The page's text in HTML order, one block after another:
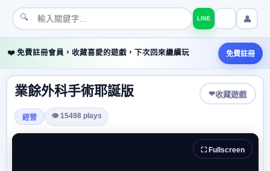
🔍 LINE 👤
❤️ 免費註冊會員，收藏喜愛的遊戲，下次回來繼續玩 免費註冊
業餘外科手術耶誕版 ❤收藏遊戲
經營 👁 15498 plays
⛶ Fullscreen